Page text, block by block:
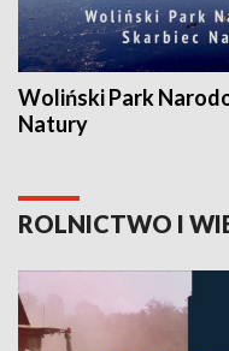
Woliński Park
Natury
ROLNICTWO I